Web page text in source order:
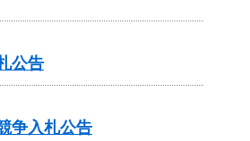
公告
争入札公告